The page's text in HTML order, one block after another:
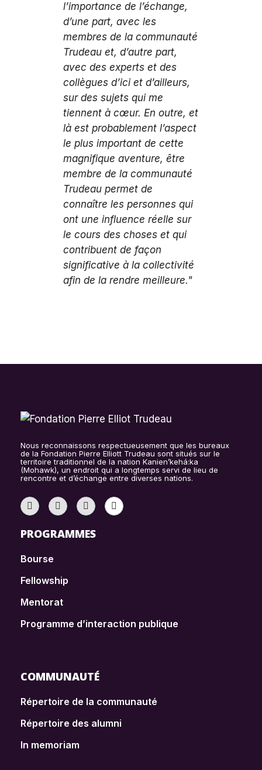
l’importance de l’échange,
d’une part, avec les
membres de la communauté
Trudeau et, d’autre part,
avec des experts et des
collègues d’ici et d’ailleurs,
sur des sujets qui me
tiennent à cœur. En outre, et
là est probablement l’aspect
le plus important de cette
magnifique aventure, être
membre de la communauté
Trudeau permet de
connaître les personnes qui
ont une influence réelle sur
le cours des choses et qui
contribuent de façon
significative à la collectivité
afin de la rendre meilleure."
Nous reconnaissons respectueusement que les bureaux
de la Fondation Pierre Elliott Trudeau sont situés sur le
territoire traditionnel de la nation Kanien’kehá:ka
(Mohawk), un endroit qui a longtemps servi de lieu de
rencontre et d’échange entre diverses nations.
PROGRAMMES
Bourse
Fellowship
Mentorat
Programme d’interaction publique
COMMUNAUTÉ
Répertoire de la communauté
Répertoire des alumni
In memoriam